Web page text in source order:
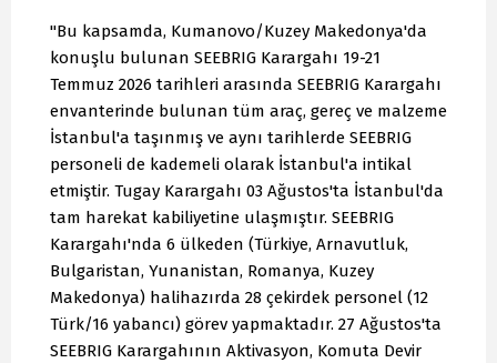
"Bu kapsamda, Kumanovo/Kuzey Makedonya'da
konuşlu bulunan SEEBRIG Karargahı 19-21
Temmuz 2026 tarihleri arasında SEEBRIG Karargahı
envanterinde bulunan tüm araç, gereç ve malzeme
İstanbul'a taşınmış ve aynı tarihlerde SEEBRIG
personeli de kademeli olarak İstanbul'a intikal
etmiştir. Tugay Karargahı 03 Ağustos'ta İstanbul'da
tam harekat kabiliyetine ulaşmıştır. SEEBRIG
Karargahı'nda 6 ülkeden (Türkiye, Arnavutluk,
Bulgaristan, Yunanistan, Romanya, Kuzey
Makedonya) halihazırda 28 çekirdek personel (12
Türk/16 yabancı) görev yapmaktadır. 27 Ağustos'ta
SEEBRIG Karargahının Aktivasyon, Komuta Devir